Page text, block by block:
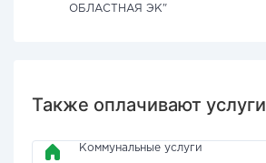
ОБЛАСТНАЯ ЭК"
Также оплачивают услуги
Коммунальные услуги